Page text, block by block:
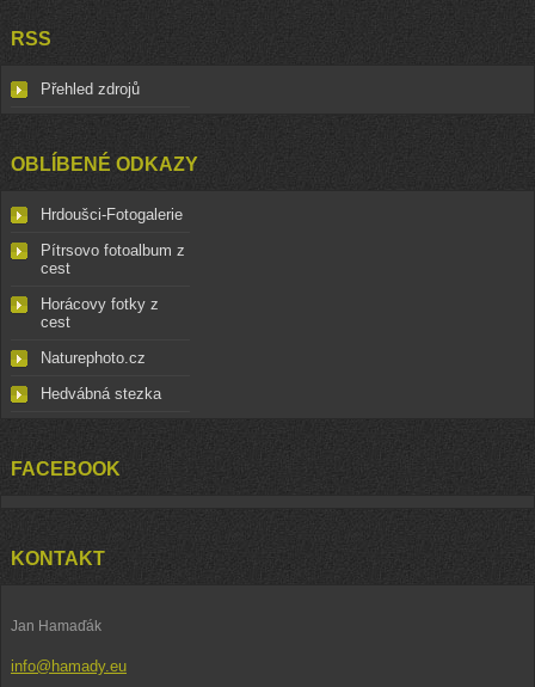
RSS
Přehled zdrojů
OBLÍBENÉ ODKAZY
Hrdoušci-Fotogalerie
Pítrsovo fotoalbum z
cest
Horácovy fotky z
cest
Naturephoto.cz
Hedvábná stezka
FACEBOOK
KONTAKT
Jan Hamaďák
info@hamady.eu